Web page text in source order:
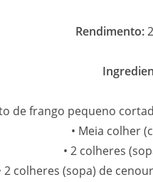
Rendimento:
de frango pequeno
• Meia colher
• 2 colheres
2 colheres (sopa) de